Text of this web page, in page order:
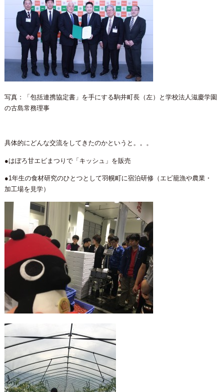
写真：「包括連携協定書」を手にする駒井町長（左）と学校法人滋慶学園
の古島常務理事
具体的にどんな交流をしてきたのかというと。。。
●はぼろ甘エビまつりで「キッシュ」を販売
●1年生の食材研究のひとつとして羽幌町に宿泊研修（エビ籠漁や農業・
加工場を見学）